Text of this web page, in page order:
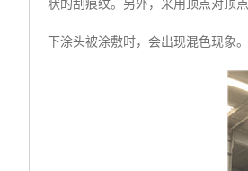
状的刮痕纹。另外，采用顶点对顶
下涂头被涂敷时，会出现混色现象。